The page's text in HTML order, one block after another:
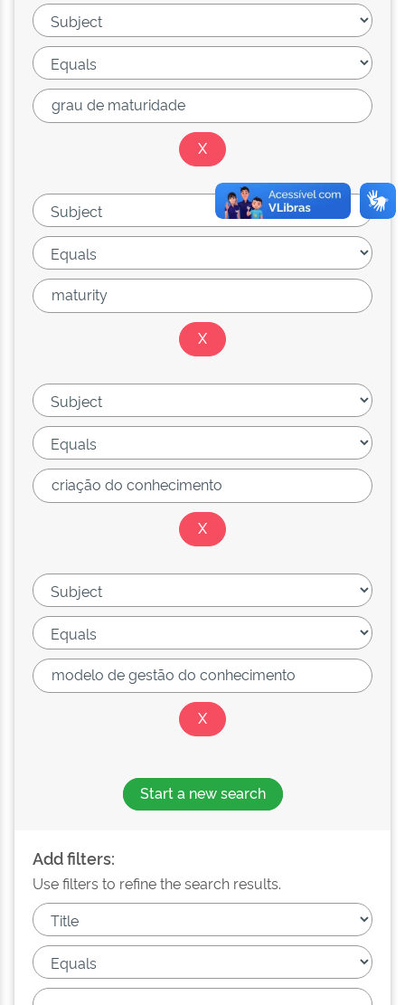
Start a new search
Add filters:
Use filters to refine the search results.